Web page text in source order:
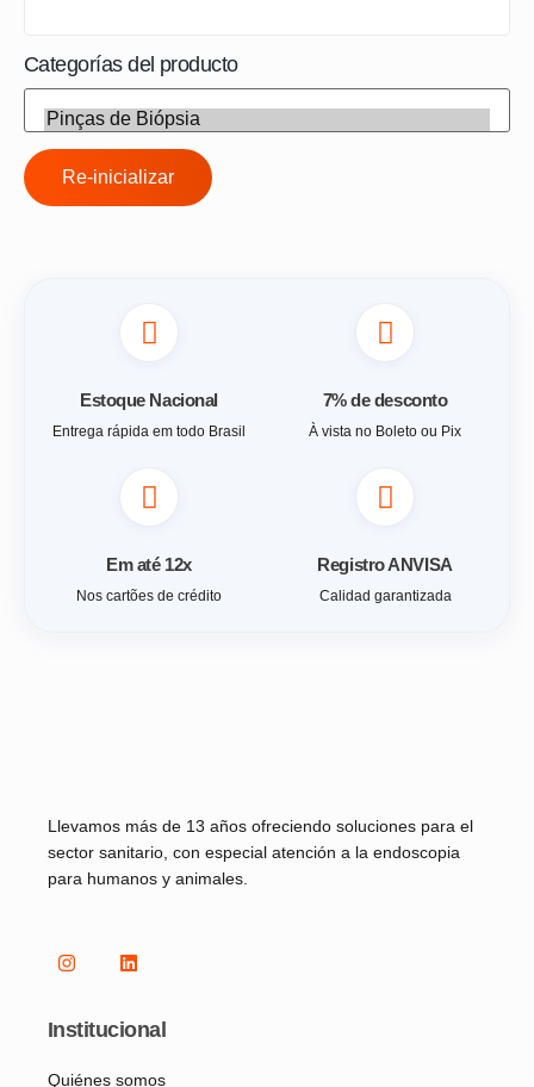
Categorías del producto
Re-inicializar
Estoque Nacional
Entrega rápida em todo Brasil
7% de desconto
À vista no Boleto ou Pix
Em até 12x
Nos cartões de crédito
Registro ANVISA
Calidad garantizada
Llevamos más de 13 años ofreciendo soluciones para el
sector sanitario, con especial atención a la endoscopia
para humanos y animales.
Institucional
Quiénes somos